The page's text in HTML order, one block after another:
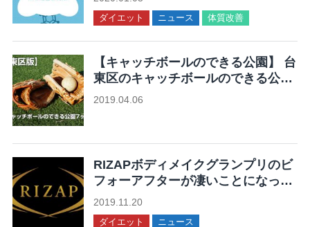
ダイエット ニュース 体質改善
【キャッチボールのできる公園】 台
東区のキャッチボールのできる公園
7ヶ所まとめ
2019.04.06
RIZAPボディメイクグランプリのビ
フォーアフターが凄いことになって
る！
2019.11.20
ダイエット ニュース